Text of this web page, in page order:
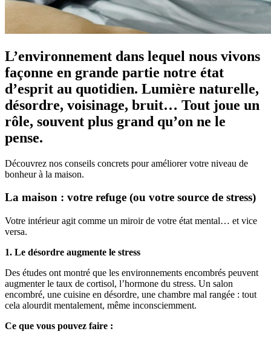
L’environnement dans lequel nous vivons
façonne en grande partie notre état
d’esprit au quotidien. Lumière naturelle,
désordre, voisinage, bruit… Tout joue un
rôle, souvent plus grand qu’on ne le
pense.
Découvrez nos conseils concrets pour améliorer votre niveau de
bonheur à la maison.
La maison : votre refuge (ou votre source de stress)
Votre intérieur agit comme un miroir de votre état mental… et vice
versa.
1. Le désordre augmente le stress
Des études ont montré que les environnements encombrés peuvent
augmenter le taux de cortisol, l’hormone du stress. Un salon
encombré, une cuisine en désordre, une chambre mal rangée : tout
cela alourdit mentalement, même inconsciemment.
Ce que vous pouvez faire :